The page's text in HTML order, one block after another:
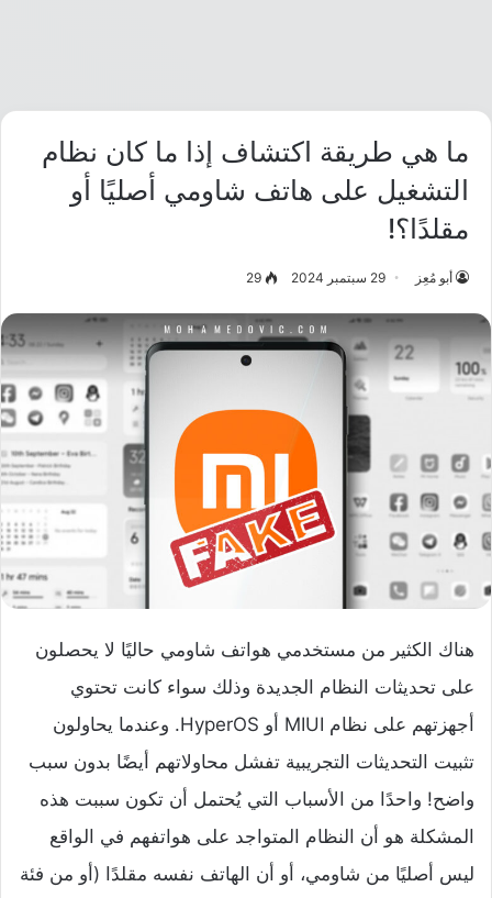
ما هي طريقة اكتشاف إذا ما كان نظام
التشغيل على هاتف شاومي أصليًا أو
مقلدًا؟!
أبو مُعِز 29 سبتمبر 2024 29
هناك الكثير من مستخدمي هواتف شاومي حاليًا لا يحصلون
على تحديثات النظام الجديدة وذلك سواء كانت تحتوي
أجهزتهم على نظام MIUI أو HyperOS. وعندما يحاولون
تثبيت التحديثات التجريبية تفشل محاولاتهم أيضًا بدون سبب
واضح! واحدًا من الأسباب التي يُحتمل أن تكون سببت هذه
المشكلة هو أن النظام المتواجد على هواتفهم في الواقع
ليس أصليًا من شاومي، أو أن الهاتف نفسه مقلدًا (أو من فئة